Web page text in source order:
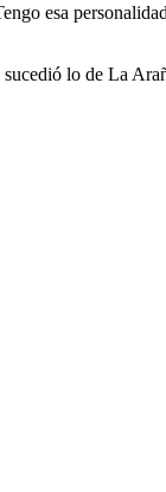
esa
lo de La